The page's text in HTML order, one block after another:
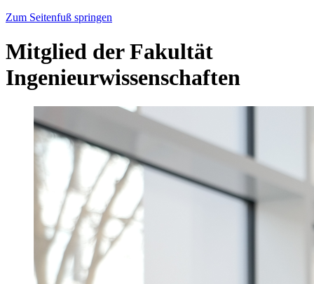
Zum Seitenfuß springen
Mitglied der Fakultät
Ingenieurwissenschaften